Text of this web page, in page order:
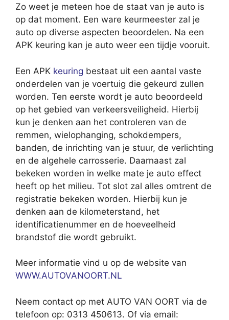
Zo weet je meteen hoe de staat van je auto is
op dat moment. Een ware keurmeester zal je
auto op diverse aspecten beoordelen. Na een
APK keuring kan je auto weer een tijdje vooruit.
Een APK keuring bestaat uit een aantal vaste
onderdelen van je voertuig die gekeurd zullen
worden. Ten eerste wordt je auto beoordeeld
op het gebied van verkeersveiligheid. Hierbij
kun je denken aan het controleren van de
remmen, wielophanging, schokdempers,
banden, de inrichting van je stuur, de verlichting
en de algehele carrosserie. Daarnaast zal
bekeken worden in welke mate je auto effect
heeft op het milieu. Tot slot zal alles omtrent de
registratie bekeken worden. Hierbij kun je
denken aan de kilometerstand, het
identificatienummer en de hoeveelheid
brandstof die wordt gebruikt.
Meer informatie vind u op de website van
WWW.AUTOVANOORT.NL
Neem contact op met AUTO VAN OORT via de
telefoon op: 0313 450613. Of via email: